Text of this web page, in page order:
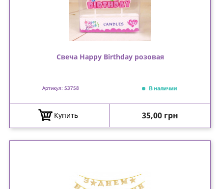
Свеча Happy Birthday розовая
Артикул: 53758 В наличии
Купить Цена
35,00 грн